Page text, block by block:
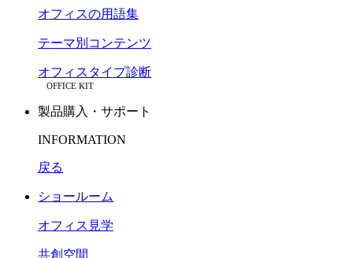
オフィスの用語集
テーマ別コンテンツ
オフィスタイプ診断
OFFICE KIT
製品購入・サポート
INFORMATION
戻る
ショールーム
オフィス見学
共創空間